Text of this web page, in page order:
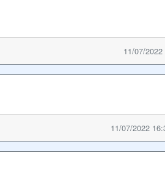
11/07/
11/07/2022